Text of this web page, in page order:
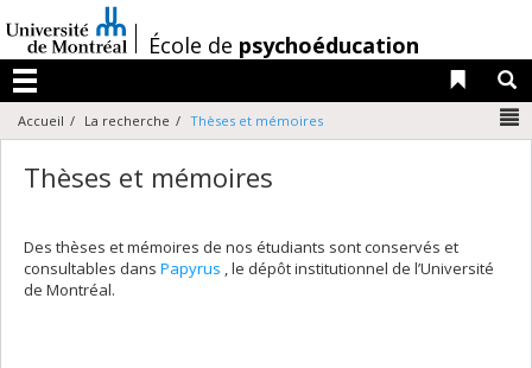
au
contenu
/École de psychoéducation
Menu
Liens
Accueil La recherche Thèses et mémoires
Thèses et mémoires
Des thèses et mémoires de nos étudiants sont conservés et
consultables dans Papyrus , le dépôt institutionnel de l’Université
de Montréal.